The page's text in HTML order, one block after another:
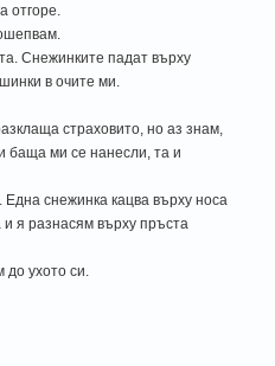
отгоре.
Снежинките падат върху
в очите ми.
страховито, но аз знам,
баща ми се нанесли, та и
снежинка кацва върху носа
и я разнасям върху пръста
ухото си.